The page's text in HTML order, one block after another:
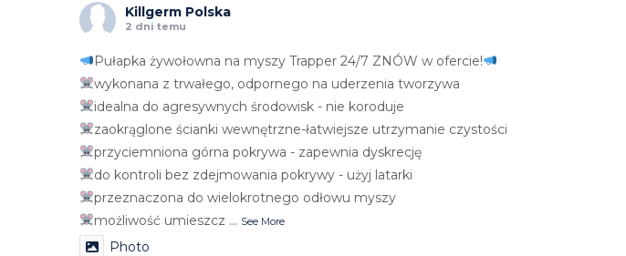
Killgerm Polska
2 dni temu
Pułapka żywołowna na myszy Trapper 24/7 ZNÓW w ofercie!
wykonana z trwałego, odpornego na uderzenia tworzywa
idealna do agresywnych środowisk - nie koroduje
zaokrąglone ścianki wewnętrzne-łatwiejsze utrzymanie czystości
przyciemniona górna pokrywa - zapewnia dyskrecję
do kontroli bez zdejmowania pokrywy - użyj latarki
przeznaczona do wielokrotnego odłowu myszy
możliwość umieszcz ... See More
Photo